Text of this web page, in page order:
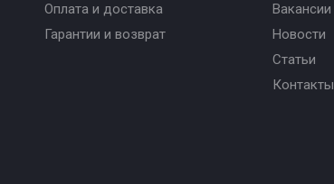
Оплата и доставка
Гарантии и возврат
Вакансии
Новости
Статьи
Контакты